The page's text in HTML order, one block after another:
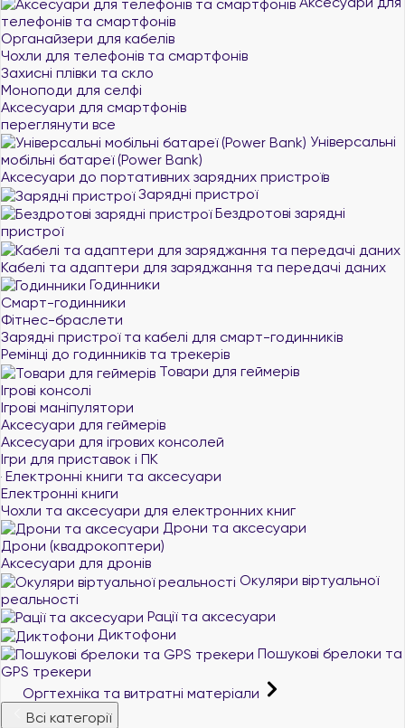
телефонів та смартфонів
Органайзери для кабелів
Чохли для телефонів та смартфонів
Захисні плівки та скло
Моноподи для селфі
Аксесуари для смартфонів
переглянути все
Універсальні
мобільні батареї (Power Bank)
Аксесуари до портативних зарядних пристроїв
Зарядні пристрої
Бездротові зарядні
пристрої
Кабелі та адаптери для заряджання та передачі даних
Годинники
Смарт-годинники
Фітнес-браслети
Зарядні пристрої та кабелі для смарт-годинників
Ремінці до годинників та трекерів
Товари для геймерів
Ігрові консолі
Ігрові маніпулятори
Аксесуари для геймерів
Аксесуари для ігрових консолей
Ігри для приставок і ПК
Електронні книги та аксесуари
Електронні книги
Чохли та аксесуари для електронних книг
Дрони та аксесуари
Дрони (квадрокоптери)
Аксесуари для дронів
Окуляри віртуальної
реальності
Рації та аксесуари
Диктофони
Пошукові брелоки та
GPS трекери
Оргтехніка та витратні матеріали
Всі категорії